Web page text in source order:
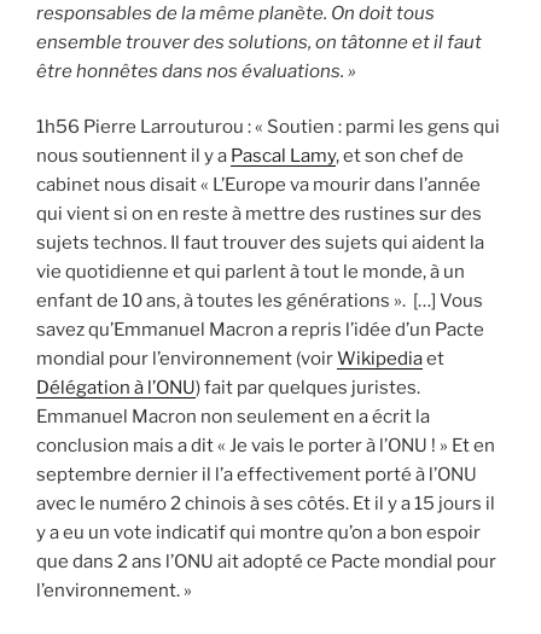
responsables de la même planète. On doit tous
ensemble trouver des solutions, on tâtonne et il faut
être honnêtes dans nos évaluations. »
1h56 Pierre Larrouturou : « Soutien : parmi les gens qui
nous soutiennent il y a Pascal Lamy, et son chef de
cabinet nous disait « L’Europe va mourir dans l’année
qui vient si on en reste à mettre des rustines sur des
sujets technos. Il faut trouver des sujets qui aident la
vie quotidienne et qui parlent à tout le monde, à un
enfant de 10 ans, à toutes les générations ». […] Vous
savez qu’Emmanuel Macron a repris l’idée d’un Pacte
mondial pour l’environnement (voirWikipediaet
Délégation à l’ONU) fait par quelques juristes.
Emmanuel Macron non seulement en a écrit la
conclusion mais a dit « Je vais le porter à l’ONU ! » Et en
septembre dernier il l’a effectivement porté à l’ONU
avec le numéro 2 chinois à ses côtés. Et il y a 15 jours il
y a eu un vote indicatif qui montre qu’on a bon espoir
que dans 2 ans l’ONU ait adopté ce Pacte mondial pour
l’environnement. »